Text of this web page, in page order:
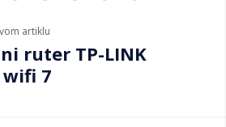
artiklu
ruter TP-LINK
wifi 7